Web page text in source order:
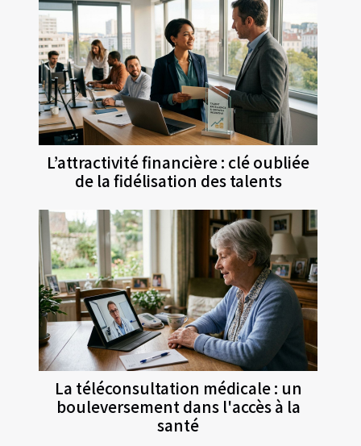
L’attractivité financière : clé oubliée
de la fidélisation des talents
La téléconsultation médicale : un
bouleversement dans l'accès à la
santé